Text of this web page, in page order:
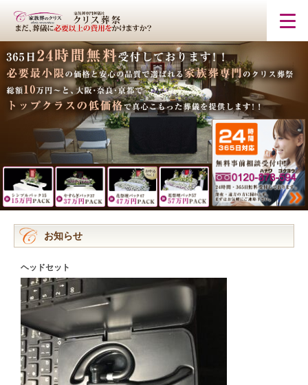
お知らせ
ヘッドセット